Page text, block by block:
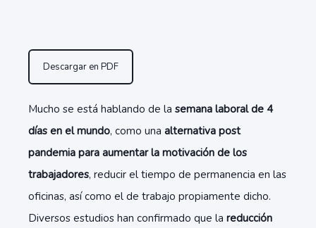
Descargar en PDF
Mucho se está hablando de la semana laboral de 4
días en el mundo, como una alternativa post
pandemia para aumentar la motivación de los
trabajadores, reducir el tiempo de permanencia en las
oficinas, así como el de trabajo propiamente dicho.
Diversos estudios han confirmado que la reducción